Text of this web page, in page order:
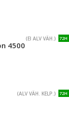
72H
(EI ALV VÄH.)
4500
72H
(ALV VÄH. KELP.)